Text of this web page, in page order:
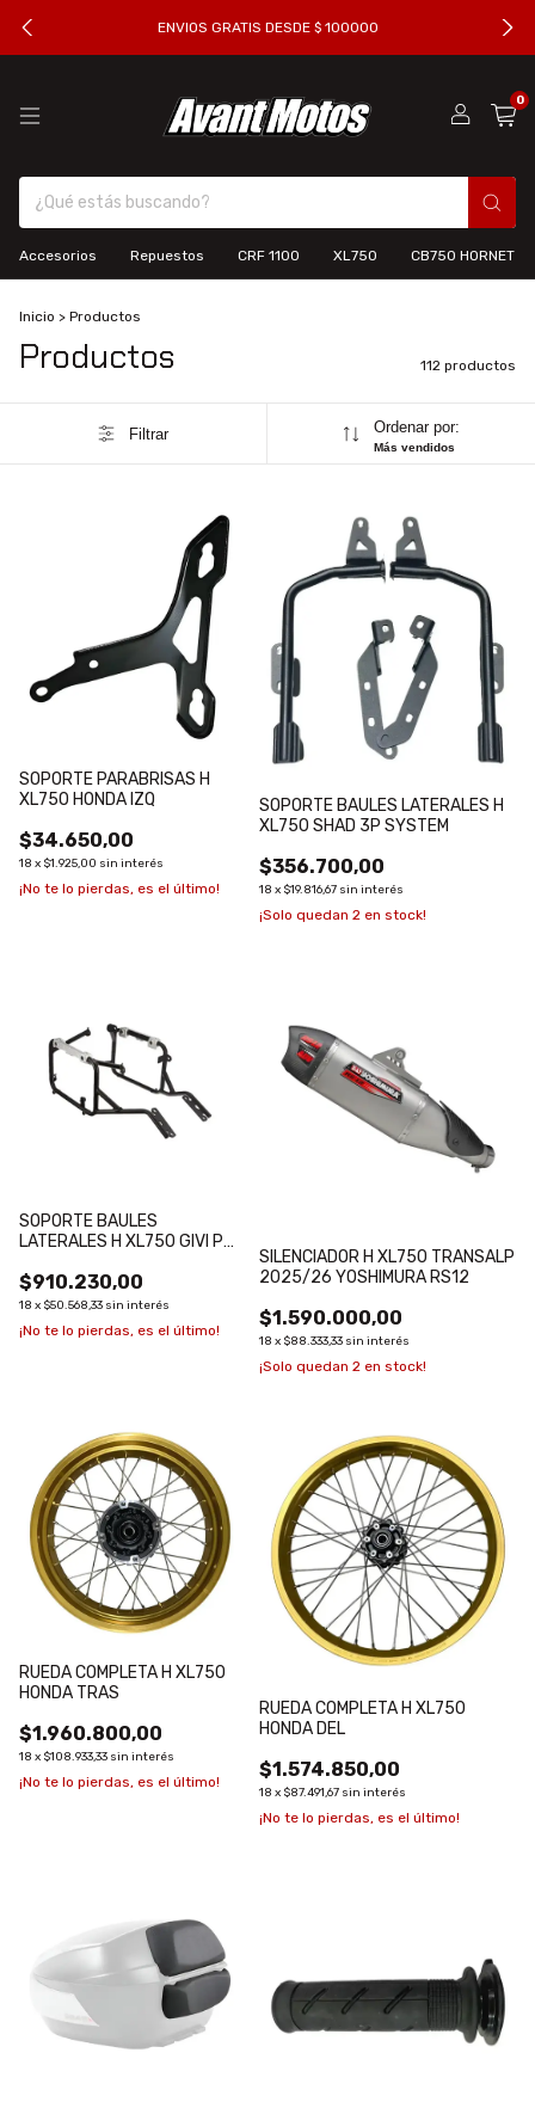
ENVIOS GRATIS DESDE $ 100000
0
Accesorios Repuestos CRF 1100 XL750 CB750 HORNET
Inicio > Productos
Productos 112 productos
Filtrar Ordenar por:
Más vendidos
SOPORTE PARABRISAS H
XL750 HONDA IZQ
$34.650,00
18 x $1.925,00 sin interés
¡No te lo pierdas, es el último!
SOPORTE BAULES LATERALES H
XL750 SHAD 3P SYSTEM
$356.700,00
18 x $19.816,67 sin interés
¡Solo quedan 2 en stock!
SOPORTE BAULES
LATERALES H XL750 GIVI PL-
OUTBACK
$910.230,00
18 x $50.568,33 sin interés
¡No te lo pierdas, es el último!
SILENCIADOR H XL750 TRANSALP
2025/26 YOSHIMURA RS12
$1.590.000,00
18 x $88.333,33 sin interés
¡Solo quedan 2 en stock!
RUEDA COMPLETA H XL750
HONDA TRAS
$1.960.800,00
18 x $108.933,33 sin interés
¡No te lo pierdas, es el último!
RUEDA COMPLETA H XL750
HONDA DEL
$1.574.850,00
18 x $87.491,67 sin interés
¡No te lo pierdas, es el último!